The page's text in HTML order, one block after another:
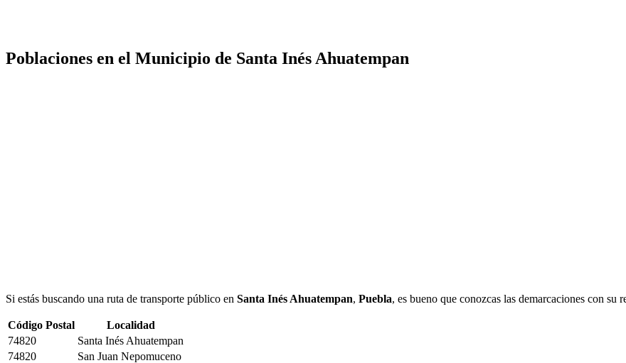
Poblaciones en el Municipio de Santa Inés Ahuatempan
Si estás buscando una ruta de transporte público en Santa Inés Ahuatempan, Puebla, es bueno que conozcas las demarcaciones con su
Código Postal
Localidad
74820
Santa Inés Ahuatempan
74820
San Juan Nepomuceno